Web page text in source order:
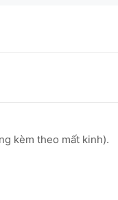
kèm theo mất kinh).